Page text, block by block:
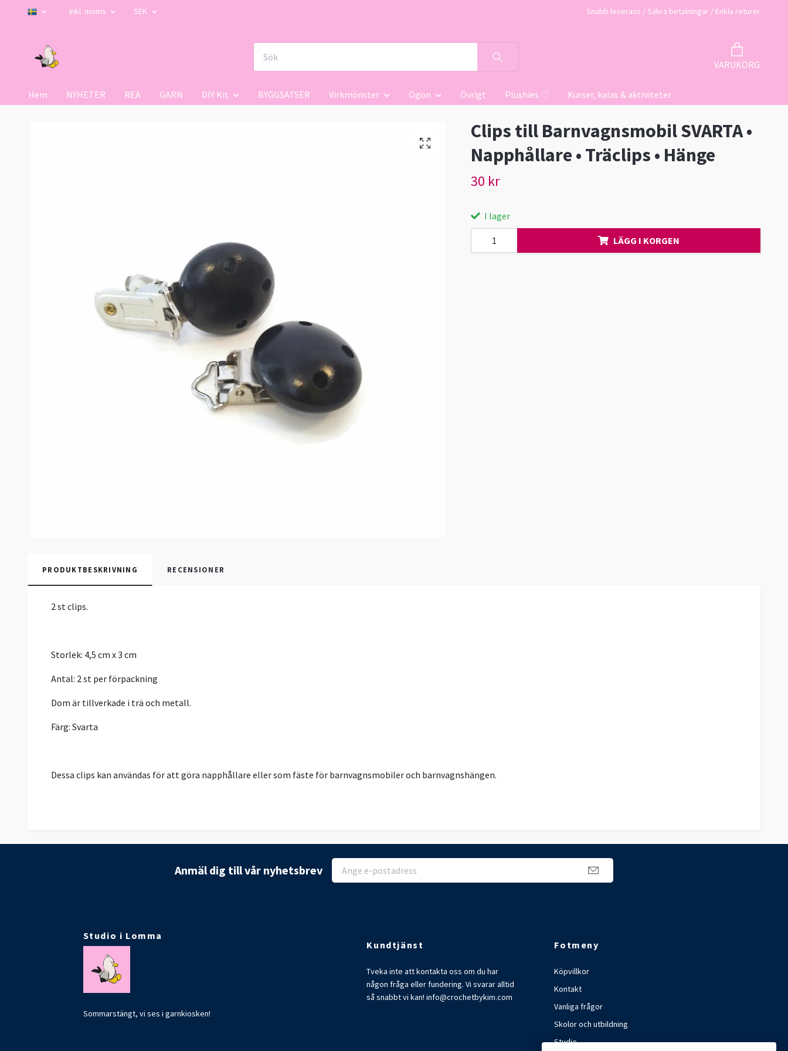
Inkl. moms SEK Snabb leverans / Säkra betalningar / Enkla returer
VARUKORG
Hem NYHETER REA GARN DIY Kit BYGGSATSER Virkmönster Ögon Övrigt Plushies ♡ Kurser, kalas & aktiviteter
Clips till Barnvagnsmobil SVARTA •
Napphållare • Träclips • Hänge
30 kr
I lager
LÄGG I KORGEN
PRODUKTBESKRIVNING RECENSIONER
2 st clips.
Storlek: 4,5 cm x 3 cm
Antal: 2 st per förpackning
Dom är tillverkade i trä och metall.
Färg: Svarta
Dessa clips kan användas för att göra napphållare eller som fäste för barnvagnsmobiler och barnvagnshängen.
Anmäl dig till vår nyhetsbrev
Studio i Lomma
Sommarstängt, vi ses i garnkiosken!
Kundtjänst
Tveka inte att kontakta oss om du har
någon fråga eller fundering. Vi svarar alltid
så snabbt vi kan!info@crochetbykim.com
Fotmeny
Köpvillkor
Kontakt
Vanliga frågor
Skolor och utbildning
Studio